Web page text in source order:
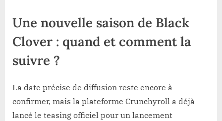
Une nouvelle saison de Black
Clover : quand et comment la
suivre ?
La date précise de diffusion reste encore à
confirmer, mais la plateforme Crunchyroll a déjà
lancé le teasing officiel pour un lancement